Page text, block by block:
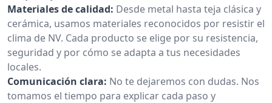
Materiales de calidad: Desde metal hasta teja clásica y
cerámica, usamos materiales reconocidos por resistir el
clima de NV. Cada producto se elige por su resistencia,
seguridad y por cómo se adapta a tus necesidades
locales.
Comunicación clara: No te dejaremos con dudas. Nos
tomamos el tiempo para explicar cada paso y